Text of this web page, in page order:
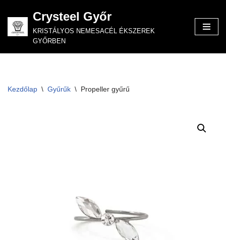
Skip
to
Crysteel Győr
KRISTÁLYOS NEMESACÉL ÉKSZEREK
GYŐRBEN
Kezdőlap \ Gyűrűk \ Propeller gyűrű